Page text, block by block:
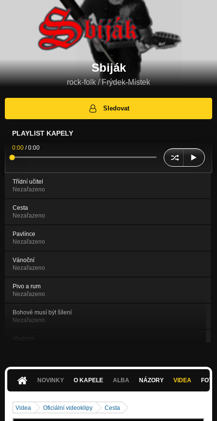
Sbiják
rock-folk / Frýdek-Místek
Sledovat
PLAYLIST KAPELY
0:00 /0:00
Třídní učitel
Nezařazeno
Cesta
Nezařazeno
Pavlínce
Nezařazeno
Vánoční
Nezařazeno
Pivo a rum
Nezařazeno
Bohové musí být šílení
Nezařazeno
Vladimír
Nou stres
Od nebeských bran
NOVINKY O KAPELE ALBA NÁZORY VIDEA
Videa Oficiální videoklipy Cesta